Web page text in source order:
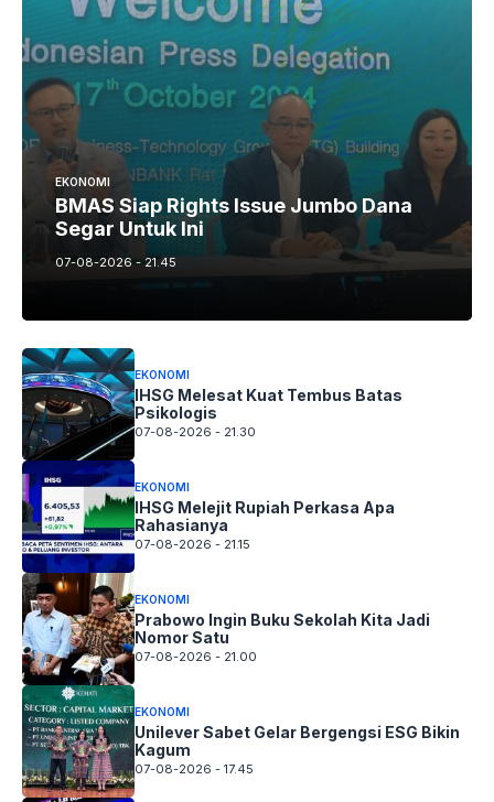
EKONOMI
BMAS Siap Rights Issue Jumbo Dana
Segar Untuk Ini
07-08-2026 - 21.45
EKONOMI
IHSG Melesat Kuat Tembus Batas
Psikologis
07-08-2026 - 21.30
EKONOMI
IHSG Melejit Rupiah Perkasa Apa
Rahasianya
07-08-2026 - 21.15
EKONOMI
Prabowo Ingin Buku Sekolah Kita Jadi
Nomor Satu
07-08-2026 - 21.00
EKONOMI
Unilever Sabet Gelar Bergengsi ESG Bikin
Kagum
07-08-2026 - 17.45